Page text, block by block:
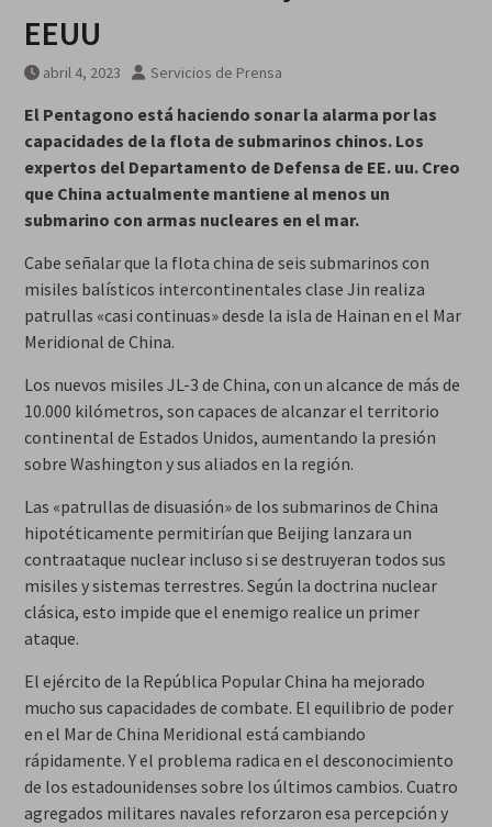
EEUU
abril 4, 2023 Servicios de Prensa
El Pentagono está haciendo sonar la alarma por las
capacidades de la flota de submarinos chinos. Los
expertos del Departamento de Defensa de EE. uu. Creo
que China actualmente mantiene al menos un
submarino con armas nucleares en el mar.
Cabe señalar que la flota china de seis submarinos con
misiles balísticos intercontinentales clase Jin realiza
patrullas «casi continuas» desde la isla de Hainan en el Mar
Meridional de China.
Los nuevos misiles JL-3 de China, con un alcance de más de
10.000 kilómetros, son capaces de alcanzar el territorio
continental de Estados Unidos, aumentando la presión
sobre Washington y sus aliados en la región.
Las «patrullas de disuasión» de los submarinos de China
hipotéticamente permitirían que Beijing lanzara un
contraataque nuclear incluso si se destruyeran todos sus
misiles y sistemas terrestres. Según la doctrina nuclear
clásica, esto impide que el enemigo realice un primer
ataque.
El ejército de la República Popular China ha mejorado
mucho sus capacidades de combate. El equilibrio de poder
en el Mar de China Meridional está cambiando
rápidamente. Y el problema radica en el desconocimiento
de los estadounidenses sobre los últimos cambios. Cuatro
agregados militares navales reforzaron esa percepción y